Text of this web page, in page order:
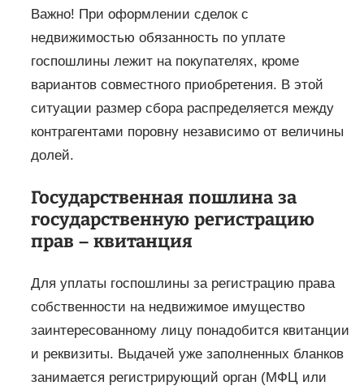
Важно! При оформлении сделок с
недвижимостью обязанность по уплате
госпошлины лежит на покупателях, кроме
вариантов совместного приобретения. В этой
ситуации размер сбора распределяется между
контрагентами поровну независимо от величины
долей.
Государственная пошлина за
государственную регистрацию
прав – квитанция
Для уплаты госпошлины за регистрацию права
собственности на недвижимое имущество
заинтересованному лицу понадобится квитанции
и реквизиты. Выдачей уже заполненных бланков
занимается регистрирующий орган (МФЦ или